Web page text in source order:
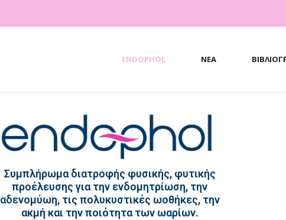
ENDOPHOL ΝΈΑ
Συμπλήρωμα διατροφής φυσικής, φυτικής
προέλευσης για την ενδομητρίωση, την
αδενομύωη, τις πολυκυστικές ωοθήκες, την
ακμή και την ποιότητα των ωαρίων.